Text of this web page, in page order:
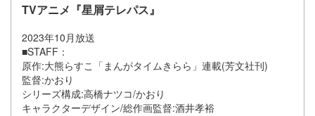
TVアニメ『星屑テレパス』
2023年10月放送
■STAFF：
原作:大熊らすこ「まんがタイムきらら」連載(芳文社刊)
監督:かおり
シリーズ構成:高橋ナツコ/かおり
キャラクターデザイン/総作画監督:酒井孝裕